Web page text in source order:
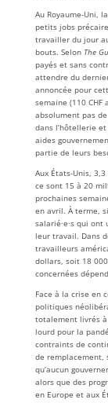
Au Royaume-Uni,
petits jobs
travailler du jour
bouts. Selon The
payés et sans
attendre du
annoncée pour
semaine (110
absolument pas
dans l’hôtellerie
aides
partie de leurs
Aux États-Unis,
ce sont 15 à 20
prochaines
en avril. À terme,
salarié·e·s qui
leur travail. Dans
travailleurs
dollars, soit 18
concernées
Face à la crise en
politiques
totalement livrés
lourd pour la
contraints de
de remplacement,
qu’aucun
alors que des
en Europe et aux